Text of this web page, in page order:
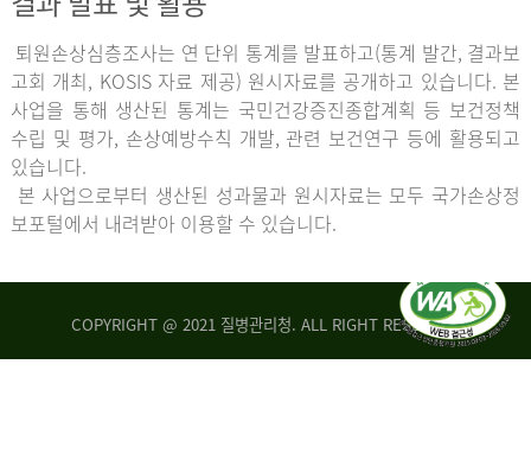
퇴원손상심층조사는 연 단위 통계를 발표하고(통계 발간, 결과보
고회 개최, KOSIS 자료 제공) 원시자료를 공개하고 있습니다. 본
사업을 통해 생산된 통계는 국민건강증진종합계획 등 보건정책
수립 및 평가, 손상예방수칙 개발, 관련 보건연구 등에 활용되고
있습니다.
본 사업으로부터 생산된 성과물과 원시자료는 모두 국가손상정
보포털에서 내려받아 이용할 수 있습니다.
COPYRIGHT @ 2021 질병관리청. ALL RIGHT RESERVED